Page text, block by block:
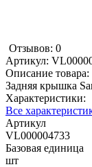
Отзывов: 0
Артикул:
Описание товара:
Задняя крышка
Характеристики:
Все
Артикул
VL000004733
Базовая единица
шт